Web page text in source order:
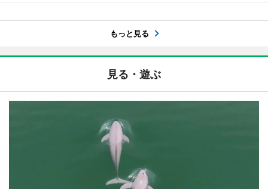
もっと見る
見る・遊ぶ